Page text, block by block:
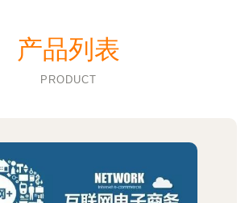
产品列表
PRODUCT